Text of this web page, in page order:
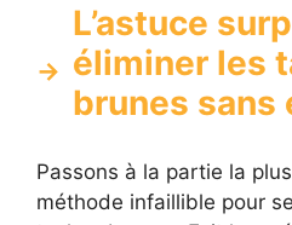
L’astuce
éliminer les
brunes sans
Passons à la partie la
méthode infaillible pour